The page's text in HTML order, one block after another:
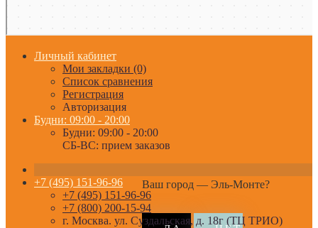
Личный кабинет
Мои закладки (0)
Список сравнения
Регистрация
Авторизация
Будни: 09:00 - 20:00
Будни: 09:00 - 20:00
СБ-ВС: прием заказов
Ваш город — Эль-Монте?
+7 (495) 151-96-96
+7 (495) 151-96-96
+7 (800) 200-15-94
г. Москва. ул. Суздальская, д. 18г (ТЦ ТРИО)